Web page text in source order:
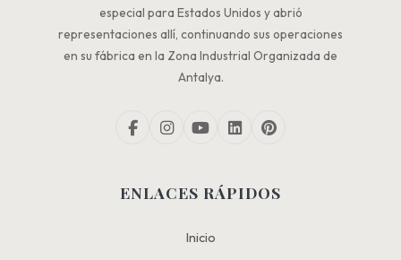
especial para Estados Unidos y abrió
representaciones allí, continuando sus operaciones
en su fábrica en la Zona Industrial Organizada de
Antalya.
ENLACES RÁPIDOS
Inicio